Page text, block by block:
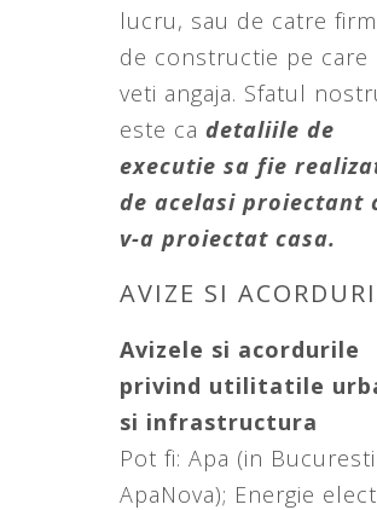
lucru, sau de catre
de constructie pe care
veti angaja. Sfatul
este ca detaliile de
executie sa fie
de acelasi proiectant
v-a proiectat casa.
AVIZE SI ACORDURI
Avizele si acordurile
privind utilitatile
si infrastructura
Pot fi: Apa (in Bucuresti
ApaNova); Energie